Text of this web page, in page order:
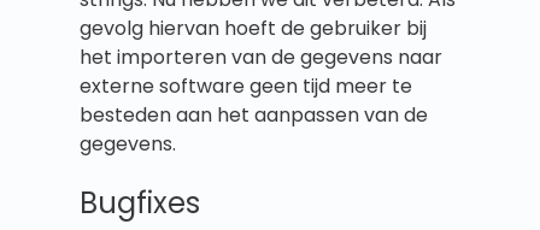
gevolg hiervan hoeft de gebruiker bij
het importeren van de gegevens naar
externe software geen tijd meer te
besteden aan het aanpassen van de
gegevens.
Bugfixes